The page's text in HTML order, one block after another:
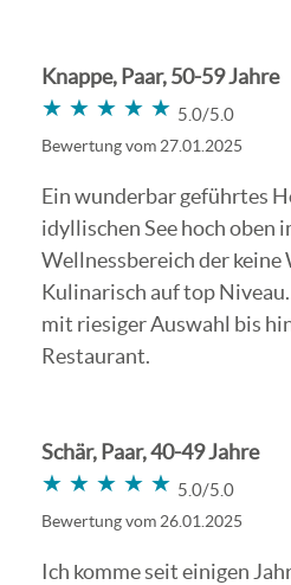
Knappe, Paar, 50-59 Jahre
★★★★★
★★★★★ 5.0/5.0
Bewertung vom 27.01.2025
Ein wunderbar geführtes
idyllischen See hoch oben
Wellnessbereich der keine
Kulinarisch auf top
mit riesiger Auswahl bis
Restaurant.
Schär, Paar, 40-49 Jahre
★★★★★
★★★★★ 5.0/5.0
Bewertung vom 26.01.2025
Ich komme seit einigen